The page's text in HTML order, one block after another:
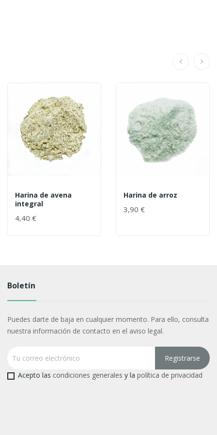
Harina de avena
integral
4,40 €
Harina de arroz
3,90 €
Boletín
Puedes darte de baja en cualquier momento. Para ello, consulta
nuestra información de contacto en el aviso legal.
Acepto las condiciones generales y la política de privacidad